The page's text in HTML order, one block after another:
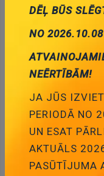
Pievienot
grozam
Taustiņslēdzis
27.31x22.73, balta
Cena: 7.93 €
00012737
DĒĻ BŪS
NO
NEĒRTĪBĀM!
JA JŪS
PERIODĀ NO
UN ESAT
AKTUĀLS
PASŪTĪJUMA